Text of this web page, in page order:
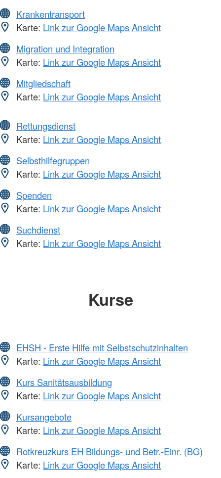
Krankentransport
Karte: Link zur Google Maps Ansicht
Migration und Integration
Karte: Link zur Google Maps Ansicht
Mitgliedschaft
Karte: Link zur Google Maps Ansicht
Rettungsdienst
Karte: Link zur Google Maps Ansicht
Selbsthilfegruppen
Karte: Link zur Google Maps Ansicht
Spenden
Karte: Link zur Google Maps Ansicht
Suchdienst
Karte: Link zur Google Maps Ansicht
Kurse
EHSH - Erste Hilfe mit Selbstschutzinhalten
Karte: Link zur Google Maps Ansicht
Kurs Sanitätsausbildung
Karte: Link zur Google Maps Ansicht
Kursangebote
Karte: Link zur Google Maps Ansicht
Rotkreuzkurs EH Bildungs- und Betr.-Einr. (BG)
Karte: Link zur Google Maps Ansicht